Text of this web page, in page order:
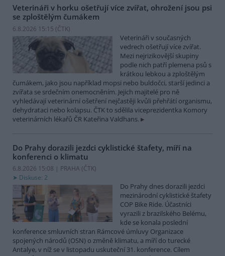
Veterináři v horku ošetřují více zvířat, ohrožení jsou psi
se zploštělým čumákem
6.8.2026 15:15 (ČTK)
Veterináři v současných
vedrech ošetřují více zvířat.
Mezi nejrizikovější skupiny
podle nich patří plemena psů s
krátkou lebkou a zploštělým
čumákem, jako jsou například mopsi nebo buldočci, starší jedinci a
zvířata se srdečním onemocněním. Jejich majitelé pro ně
vyhledávají veterinární ošetření nejčastěji kvůli přehřátí organismu,
dehydrataci nebo kolapsu. ČTK to sdělila viceprezidentka Komory
veterinárních lékařů ČR Kateřina Valdhans.
Do Prahy dorazili jezdci cyklistické štafety, míří na
konferenci o klimatu
6.8.2026 15:08 | PRAHA (ČTK)
Diskuse: 2
Do Prahy dnes dorazili jezdci
mezinárodní cyklistické štafety
COP Bike Ride. Účastníci
vyrazili z brazilského Belému,
kde se konala poslední
konference smluvních stran Rámcové úmluvy Organizace
spojených národů (OSN) o změně klimatu, a míří do turecké
Antalye, v níž se v listopadu uskuteční 31. konference. Cílem